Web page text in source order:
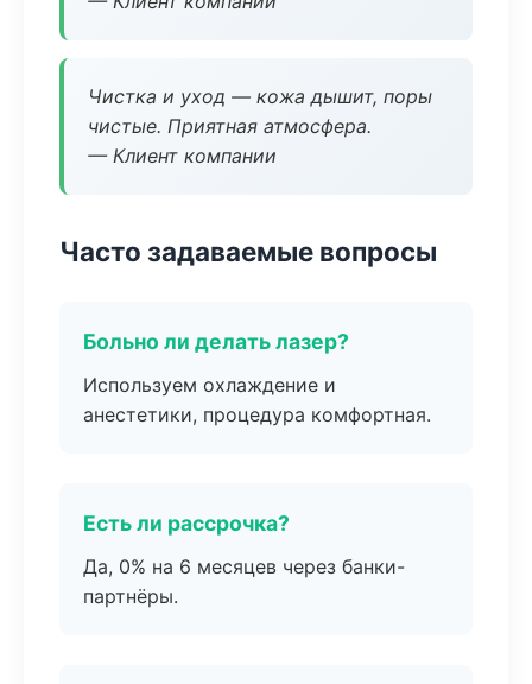
Чистка и уход — кожа дышит, поры
чистые. Приятная атмосфера.
— Клиент компании
Часто задаваемые вопросы
Больно ли делать лазер?
Используем охлаждение и
анестетики, процедура комфортная.
Есть ли рассрочка?
Да, 0% на 6 месяцев через банки-
партнёры.